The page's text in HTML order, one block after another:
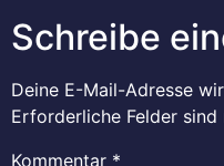
Schreibe
Deine E-Mail-Adresse
Erforderliche Felder sind
Kommentar *